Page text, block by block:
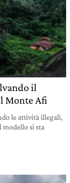
il
Monte Afi
le attività illegali,
modello si sta